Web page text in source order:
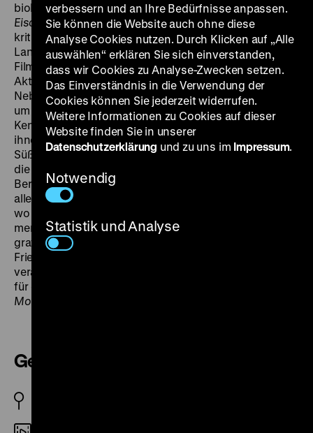
biologischen Vorgängen (Geheimnisse unter der
Eischale? , 1965) gelangten sie zu einer zunehmend
kritischen Sicht auf die industrielle DDR-
Landwirtschaft (Die verbotenen Inseln, 1972), die in
Filme pro Naturschutz und über entsprechende
Aktivisten mündete (Komm, Trappi, komm!,1982).
Neben dem Erhalt der Natur ging es den Bergmanns
um ihr Verstehen, das Weitergeben entsprechender
Kenntnisse an die junge Generation. Insofern war es
ihnen recht, dass Filme über Hecht, Frosch,
Süßwasserpolyp, Honigbiene und Schmetterling durch
die Schulen wanderten. Christine und Siegfried
Bergmann unternahmen ihre Kamera-Streifzüge vor
allem in Mecklenburg-Vorpommern und Brandenburg,
wo sie eine zumeist intakte Natur vorfanden. Die
menschlichen Eingriffe zeigten sich umso
gravierender, etwa im ehemaligen Moorgebiet der
Friedländer Großen Wiese: Die Bergmanns
verarbeiteten das Gesehene in filmischen Plädoyers
für eine umfassende Renaturierung (
Moor
Geheimnisse unter der Eischale?
verbessern und an Ihre Bedürfnisse anpassen.
Sie können die Website auch ohne diese
Analyse Cookies nutzen. Durch Klicken auf „Alle
auswählen“ erklären Sie sich einverstanden,
dass wir Cookies zu Analyse-Zwecken setzen.
Das Einverständnis in die Verwendung der
Cookies können Sie jederzeit widerrufen.
Weitere Informationen zu Cookies auf dieser
Website finden Sie in unserer
Datenschutzerklärung und zu uns im Impressum.
Notwendig
Statistik und Analyse